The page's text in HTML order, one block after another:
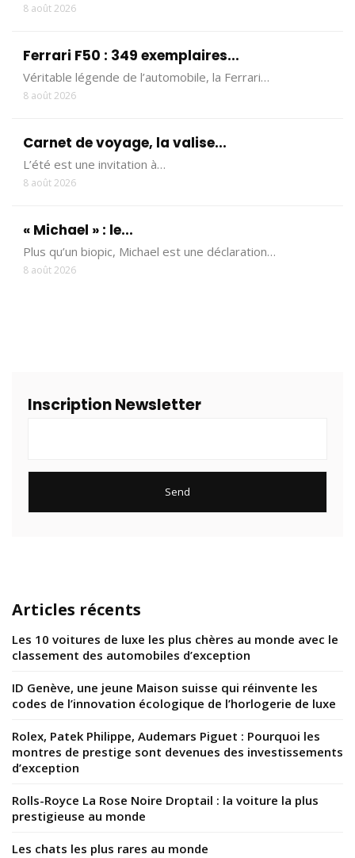
8 août 2026
Ferrari F50 : 349 exemplaires...
Véritable légende de l’automobile, la Ferrari…
8 août 2026
Carnet de voyage, la valise...
L’été est une invitation à…
8 août 2026
« Michael » : le...
Plus qu’un biopic, Michael est une déclaration…
8 août 2026
Inscription Newsletter
Articles récents
Les 10 voitures de luxe les plus chères au monde avec le
classement des automobiles d’exception
ID Genève, une jeune Maison suisse qui réinvente les
codes de l’innovation écologique de l’horlogerie de luxe
Rolex, Patek Philippe, Audemars Piguet : Pourquoi les
montres de prestige sont devenues des investissements
d’exception
Rolls-Royce La Rose Noire Droptail : la voiture la plus
prestigieuse au monde
Les chats les plus rares au monde